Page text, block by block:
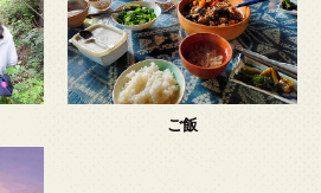
ご飯